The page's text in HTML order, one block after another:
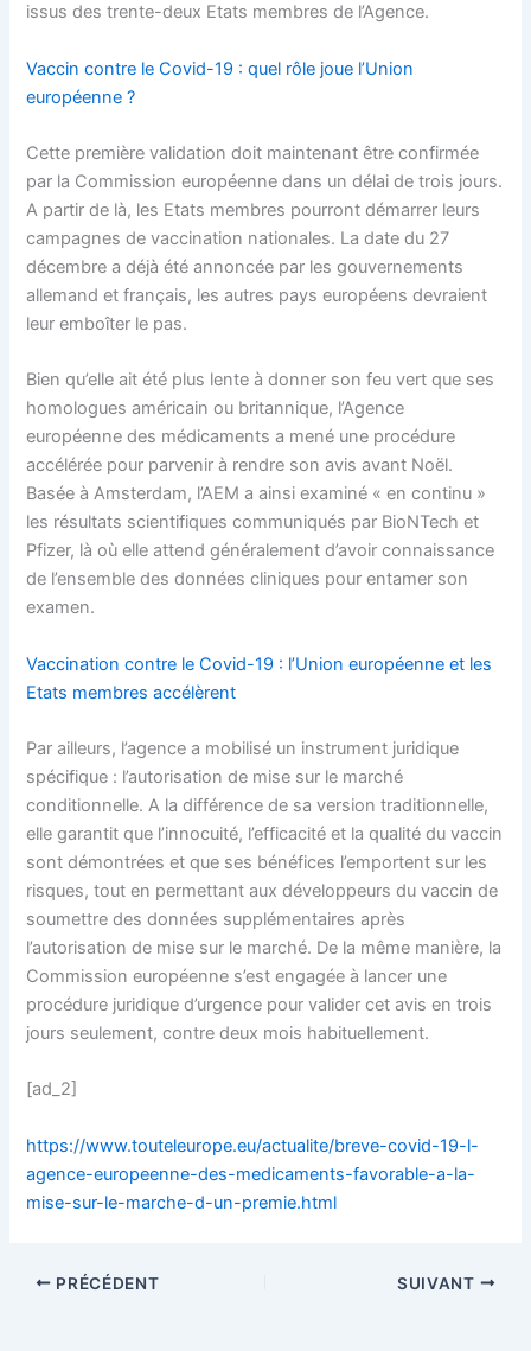
issus des trente-deux Etats membres de l’Agence.
Vaccin contre le Covid-19 : quel rôle joue l’Union
européenne ?
Cette première validation doit maintenant être confirmée
par la Commission européenne dans un délai de trois jours.
A partir de là, les Etats membres pourront démarrer leurs
campagnes de vaccination nationales. La date du 27
décembre a déjà été annoncée par les gouvernements
allemand et français, les autres pays européens devraient
leur emboîter le pas.
Bien qu’elle ait été plus lente à donner son feu vert que ses
homologues américain ou britannique, l’Agence
européenne des médicaments a mené une procédure
accélérée pour parvenir à rendre son avis avant Noël.
Basée à Amsterdam, l’AEM a ainsi examiné « en continu »
les résultats scientifiques communiqués par BioNTech et
Pfizer, là où elle attend généralement d’avoir connaissance
de l’ensemble des données cliniques pour entamer son
examen.
Vaccination contre le Covid-19 : l’Union européenne et les
Etats membres accélèrent
Par ailleurs, l’agence a mobilisé un instrument juridique
spécifique : l’autorisation de mise sur le marché
conditionnelle. A la différence de sa version traditionnelle,
elle garantit que l’innocuité, l’efficacité et la qualité du vaccin
sont démontrées et que ses bénéfices l’emportent sur les
risques, tout en permettant aux développeurs du vaccin de
soumettre des données supplémentaires après
l’autorisation de mise sur le marché. De la même manière, la
Commission européenne s’est engagée à lancer une
procédure juridique d’urgence pour valider cet avis en trois
jours seulement, contre deux mois habituellement.
[ad_2]
https://www.touteleurope.eu/actualite/breve-covid-19-l-
agence-europeenne-des-medicaments-favorable-a-la-
mise-sur-le-marche-d-un-premie.html
PRÉCÉDENT SUIVANT